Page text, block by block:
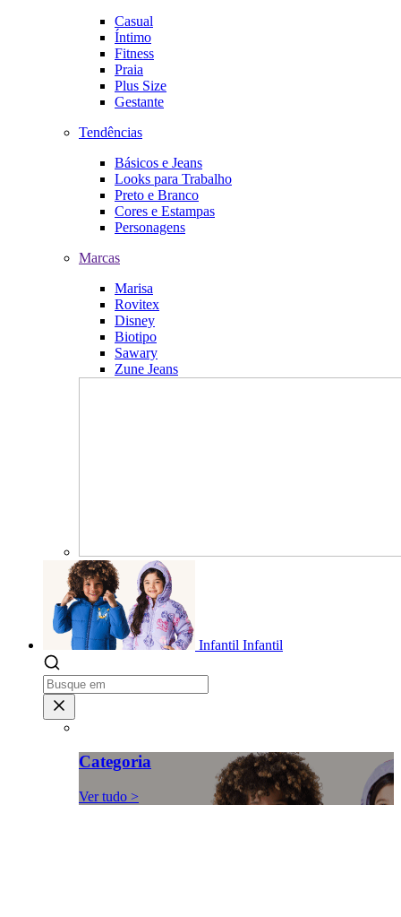
Casual
Íntimo
Fitness
Praia
Plus Size
Gestante
Tendências
Básicos e Jeans
Looks para Trabalho
Preto e Branco
Cores e Estampas
Personagens
Marcas
Marisa
Rovitex
Disney
Biotipo
Sawary
Zune Jeans
Infantil Infantil
Categoria
Ver tudo >